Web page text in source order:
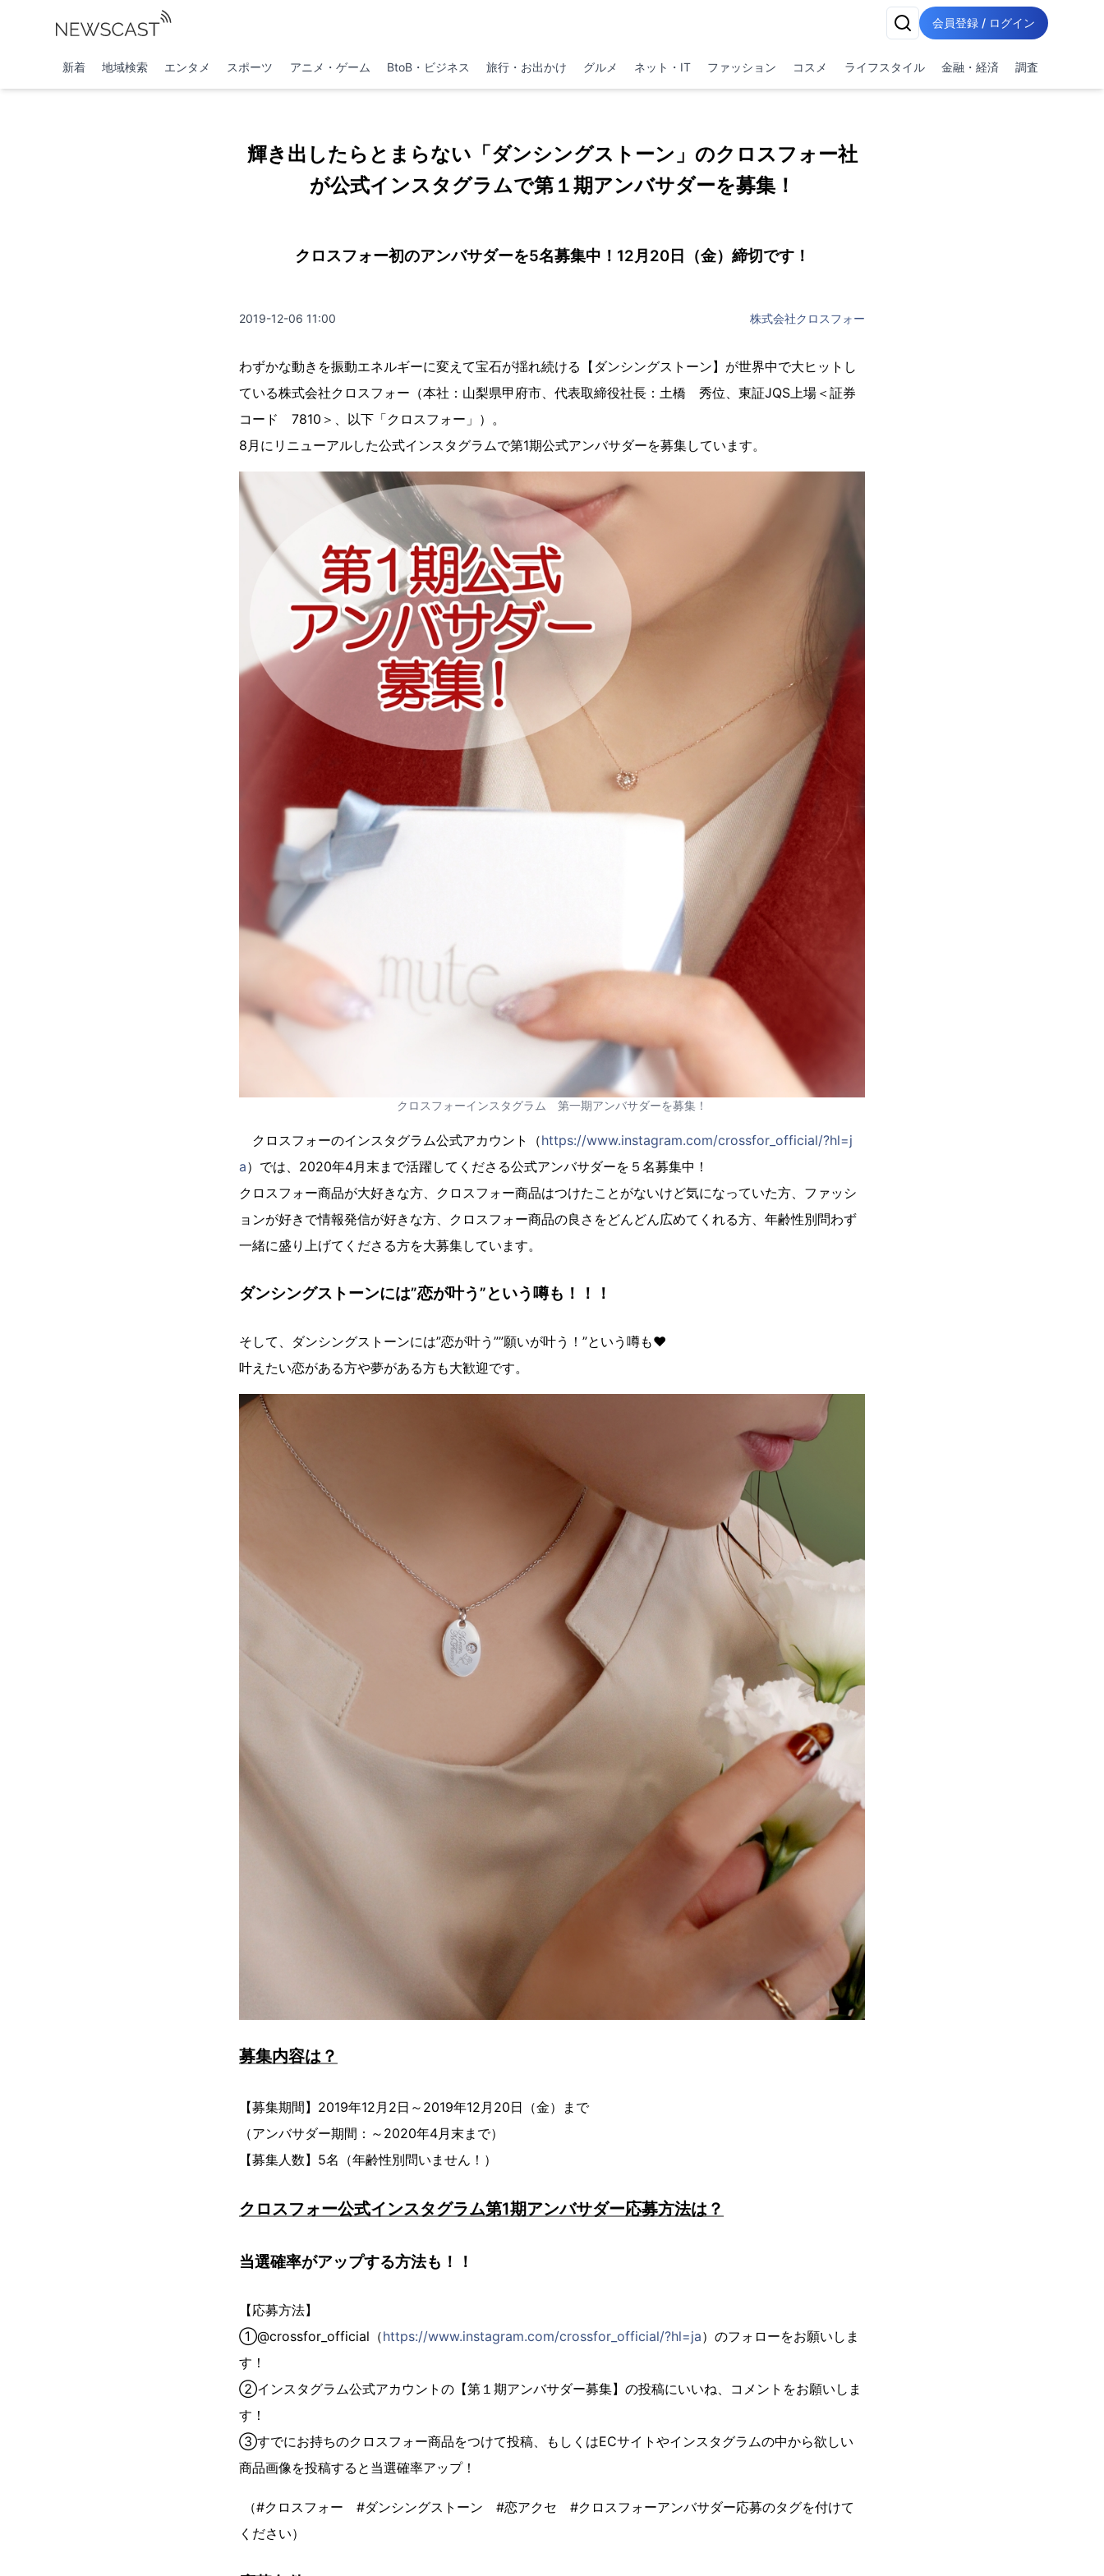
会員登録 / ログイン
新着 地域検索 エンタメ スポーツ アニメ・ゲーム BtoB・ビジネス 旅行・お出かけ グルメ ネット・IT ファッション コスメ ライフスタイル 金融・経済 調査
輝き出したらとまらない「ダンシングストーン」のクロスフォー社
が公式インスタグラムで第１期アンバサダーを募集！
クロスフォー初のアンバサダーを5名募集中！12月20日（金）締切です！
2019-12-06 11:00 株式会社クロスフォー
わずかな動きを振動エネルギーに変えて宝石が揺れ続ける【ダンシングストーン】が世界中で大ヒットし
ている株式会社クロスフォー（本社：山梨県甲府市、代表取締役社長：土橋 秀位、東証JQS上場＜証券
コード 7810＞、以下「クロスフォー」）。
8月にリニューアルした公式インスタグラムで第1期公式アンバサダーを募集しています。
クロスフォーインスタグラム 第一期アンバサダーを募集！
クロスフォーのインスタグラム公式アカウント（https://www.instagram.com/crossfor_official/?hl=j
a）では、2020年4月末まで活躍してくださる公式アンバサダーを５名募集中！
クロスフォー商品が大好きな方、クロスフォー商品はつけたことがないけど気になっていた方、ファッシ
ョンが好きで情報発信が好きな方、クロスフォー商品の良さをどんどん広めてくれる方、年齢性別問わず
一緒に盛り上げてくださる方を大募集しています。
ダンシングストーンには”恋が叶う”という噂も！！！
そして、ダンシングストーンには”恋が叶う””願いが叶う！”という噂も♥
叶えたい恋がある方や夢がある方も大歓迎です。
募集内容は？
【募集期間】2019年12月2日～2019年12月20日（金）まで
（アンバサダー期間：～2020年4月末まで）
【募集人数】5名（年齢性別問いません！）
クロスフォー公式インスタグラム第1期アンバサダー応募方法は？
当選確率がアップする方法も！！
【応募方法】
①@crossfor_official（https://www.instagram.com/crossfor_official/?hl=ja）のフォローをお願いしま
す！
②インスタグラム公式アカウントの【第１期アンバサダー募集】の投稿にいいね、コメントをお願いしま
す！
③すでにお持ちのクロスフォー商品をつけて投稿、もしくはECサイトやインスタグラムの中から欲しい
商品画像を投稿すると当選確率アップ！
（#クロスフォー #ダンシングストーン #恋アクセ #クロスフォーアンバサダー応募のタグを付けて
ください）